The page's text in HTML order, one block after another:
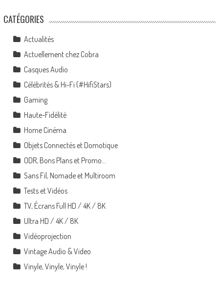
CATÉGORIES
Actualités
Actuellement chez Cobra
Casques Audio
Célébrités & Hi-Fi (#HifiStars)
Gaming
Haute-Fidélité
Home Cinéma
Objets Connectés et Domotique
ODR, Bons Plans et Promo…
Sans Fil, Nomade et Multiroom
Tests et Vidéos
TV, Écrans Full HD / 4K / 8K
Ultra HD / 4K / 8K
Vidéoprojection
Vintage Audio & Video
Vinyle, Vinyle, Vinyle !